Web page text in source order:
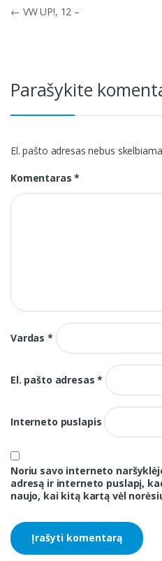
Navigacija
← VW UP!, 12 –
Parašykite
El. pašto adresas nebus
Komentaras*
Vardas*
El. pašto adresas*
Interneto puslapis
Noriu savo interneto
adresą ir interneto puslapį,
naujo, kai kitą kartą vėl